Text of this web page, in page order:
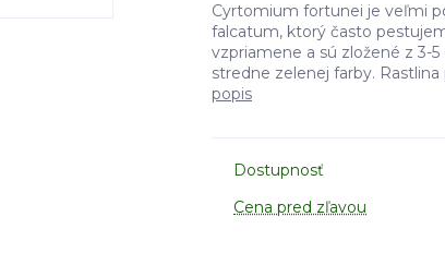
Cyrtomium fortunei je veľmi
falcatum, ktorý často
vzpriamene a sú zložené z 3-
stredne zelenej farby.
popis
Dostupnosť
Cena pred zľavou